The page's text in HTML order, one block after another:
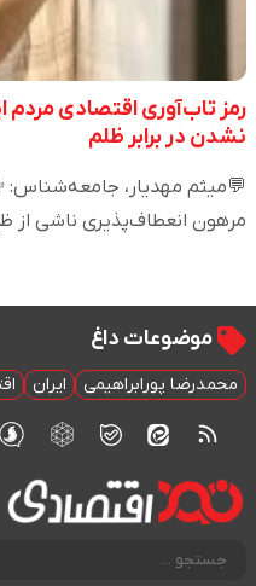
رمز تاب‌آوری اقتصادی مردم
نشدن در برابر ظلم
💬میثم مهدیار، جامعه‌شناس:
مرهون انعطاف‌پذیری ناشی
موضوعات داغ
محمدرضا پورابراهیمی ایران